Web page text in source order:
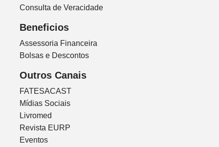
Consulta de Veracidade
Beneficios
Assessoria Financeira
Bolsas e Descontos
Outros Canais
FATESACAST
Mídias Sociais
Livromed
Revista EURP
Eventos